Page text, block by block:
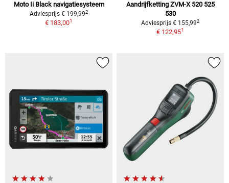
Moto Ii Black navigatiesysteem
Adviesprijs € 199,992
€ 183,001
Aandrijfketting ZVM-X 520 525
530
Adviesprijs € 155,992
€ 122,951